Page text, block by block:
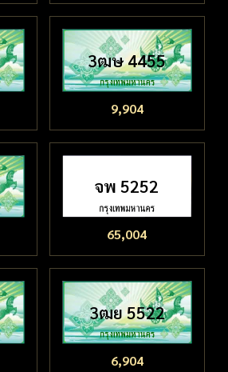
3ฒษ 4455
9,904
จพ 5252
65,004
3ฒย 5522
6,904